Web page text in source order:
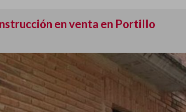
en venta en Portillo